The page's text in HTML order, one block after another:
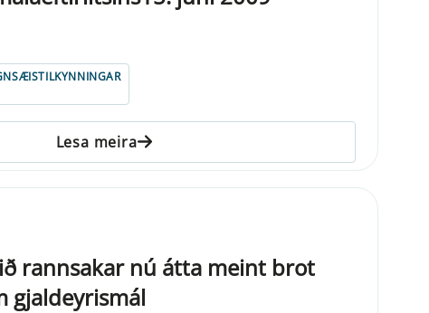
Lesa meira
rannsakar nú átta meint brot
gjaldeyrismál